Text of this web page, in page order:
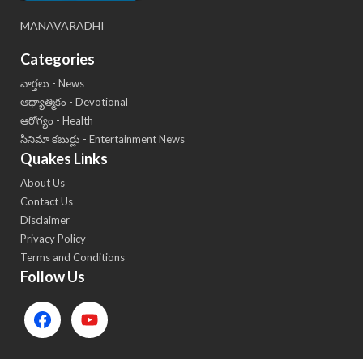
MANAVARADHI
Categories
వార్తలు - News
ఆధ్యాత్మికం - Devotional
ఆరోగ్యం - Health
సినిమా కబుర్లు - Entertainment News
Quakes Links
About Us
Contact Us
Disclaimer
Privacy Policy
Terms and Conditions
Follow Us